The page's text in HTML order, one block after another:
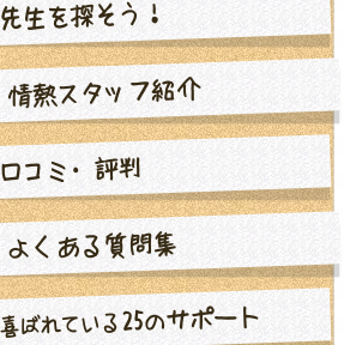
先生を探そう！
情熱スタッフ紹介
口コミ・評判
よくある質問集
喜ばれている25のサポート